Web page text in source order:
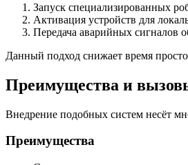
Запуск специализированных
Активация устройств для
Передача аварийных сигналов
Данный подход снижает время
Преимущества и
Внедрение подобных систем несёт
Преимущества